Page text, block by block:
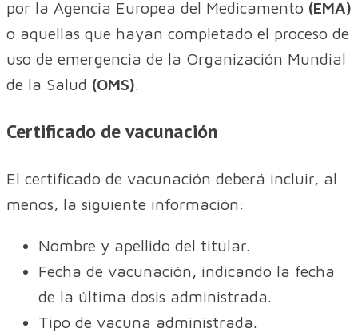
por la Agencia Europea del Medicamento (EMA)
o aquellas que hayan completado el proceso de
uso de emergencia de la Organización Mundial
de la Salud (OMS)
Certificado de vacunación
El certificado de vacunación deberá incluir, al
menos, la siguiente información:
Nombre y apellido del titular.
Fecha de vacunación, indicando la fecha
de la última dosis administrada.
Tipo de vacuna administrada.